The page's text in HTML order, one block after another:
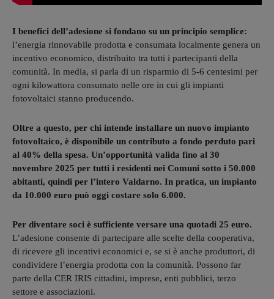
I benefici dell’adesione si fondano su un principio semplice:
l’energia rinnovabile prodotta e consumata localmente genera un
incentivo economico, distribuito tra tutti i partecipanti della
comunità. In media, si parla di un risparmio di 5-6 centesimi per
ogni kilowattora consumato nelle ore in cui gli impianti
fotovoltaici stanno producendo.
Oltre a questo, per chi intende installare un nuovo impianto
fotovoltaico, è disponibile un contributo a fondo perduto pari
al 40% della spesa. Un’opportunità valida fino al 30
novembre 2025 per tutti i residenti nei Comuni sotto i 50.000
abitanti, quindi per l’intero Valdarno. In pratica, un impianto
da 10.000 euro può oggi costare solo 6.000.
Per diventare soci è sufficiente versare una quotadi 25 euro.
L’adesione consente di partecipare alle scelte della cooperativa,
di ricevere gli incentivi economici e, se si è anche produttori, di
condividere l’energia prodotta con la comunità. Possono far
parte della CER IRIS cittadini, imprese, enti pubblici, terzo
settore e associazioni.